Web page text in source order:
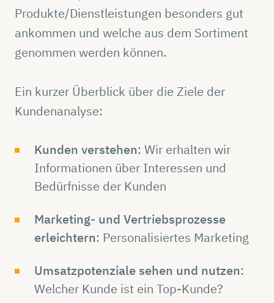
Produkte/Dienstleistungen besonders gut
ankommen und welche aus dem Sortiment
genommen werden können.
Ein kurzer Überblick über die Ziele der
Kundenanalyse:
Kunden verstehen: Wir erhalten wir
Informationen über Interessen und
Bedürfnisse der Kunden
Marketing- und Vertriebsprozesse
erleichtern: Personalisiertes Marketing
Umsatzpotenziale sehen und nutzen:
Welcher Kunde ist ein Top-Kunde?